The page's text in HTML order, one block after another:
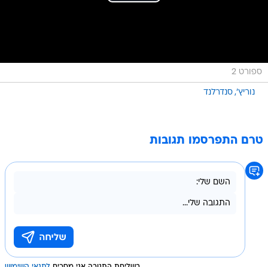
ספורט 2
נוריץ' סנדרלנד
טרם התפרסמו תגובות